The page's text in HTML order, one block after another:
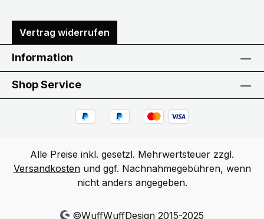
Vertrag widerrufen
Information
Shop Service
Alle Preise inkl. gesetzl. Mehrwertsteuer zzgl.
Versandkostenund ggf. Nachnahmegebühren, wenn
nicht anders angegeben.
©WuffWuffDesign 2015-2025